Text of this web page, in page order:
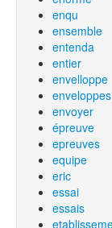
enqu
ensemble
entenda
entier
envelloppe
enveloppes
envoyer
épreuve
epreuves
equipe
eric
essai
essais